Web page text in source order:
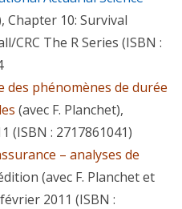
Chapter 10: Survival
CRC The R Series (ISBN :
phénomènes de durée
(avec F. Planchet),
(ISBN : 2717861041)
– analyses de
(avec F. Planchet et
2011 (ISBN :